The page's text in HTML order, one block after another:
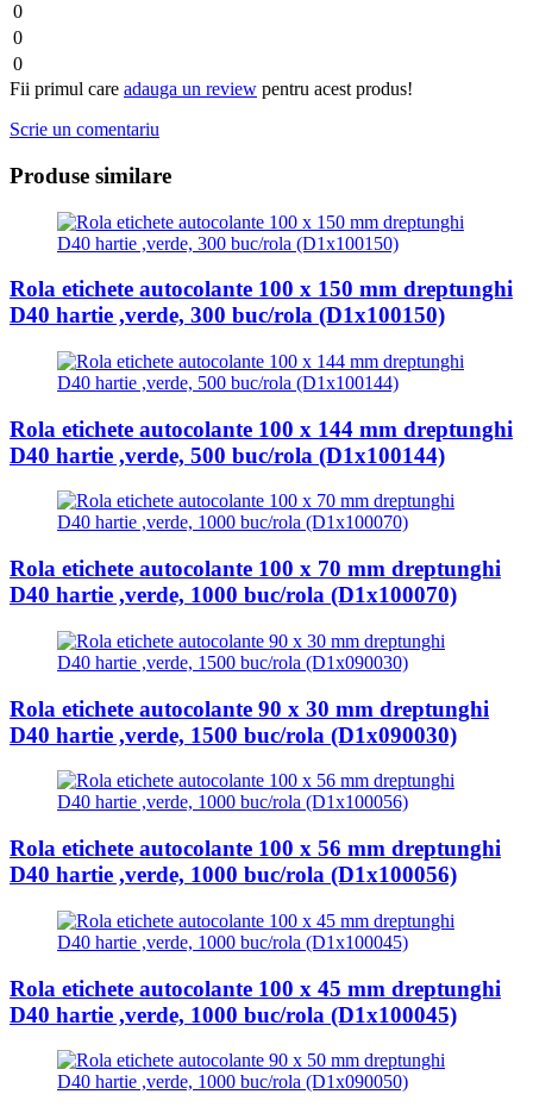
0
0
0
Fii primul care adauga un review pentru acest produs!
Scrie un comentariu
Produse similare
Rola etichete autocolante 100 x 150 mm dreptunghi
D40 hartie ,verde, 300 buc/rola (D1x100150)
Rola etichete autocolante 100 x 144 mm dreptunghi
D40 hartie ,verde, 500 buc/rola (D1x100144)
Rola etichete autocolante 100 x 70 mm dreptunghi
D40 hartie ,verde, 1000 buc/rola (D1x100070)
Rola etichete autocolante 90 x 30 mm dreptunghi
D40 hartie ,verde, 1500 buc/rola (D1x090030)
Rola etichete autocolante 100 x 56 mm dreptunghi
D40 hartie ,verde, 1000 buc/rola (D1x100056)
Rola etichete autocolante 100 x 45 mm dreptunghi
D40 hartie ,verde, 1000 buc/rola (D1x100045)